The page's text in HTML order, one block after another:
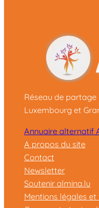
Réseau de
Luxembourg et
Annuaire alternatif
A propos du site
Contact
Newsletter
Soutenir almina.lu
Mentions légales et